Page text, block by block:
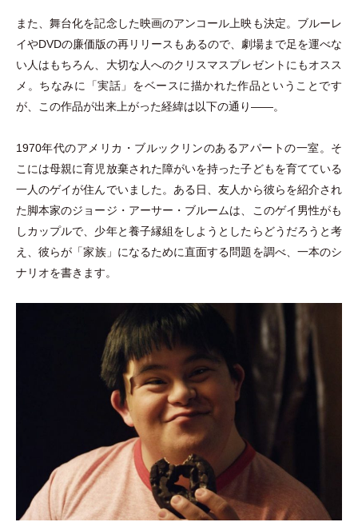
また、舞台化を記念した映画のアンコール上映も決定。ブルーレ
イやDVDの廉価版の再リリースもあるので、劇場まで足を運べな
い人はもちろん、大切な人へのクリスマスプレゼントにもオスス
メ。ちなみに
「実話 」 をベースに描かれた作品ということです
が、この作品が出来上がった経緯は以下の通り――。
1970年代のアメリカ ・ ブルックリンのあるアパートの一室。そ
こには母親に育児放棄された障がいを持った子どもを育てている
一人のゲイが住んでいました。ある日、友人から彼らを紹介され
た脚本家のジョージ ・ アーサー ・ ブルームは、このゲイ男性がも
しカップルで、少年と養子縁組をしようとしたらどうだろうと考
え、彼らが 「家族」 になるために直面する問題を調べ、一本のシ
ナリオを書きます。